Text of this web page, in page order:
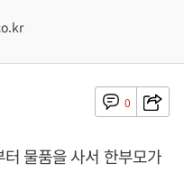
0
물품을 사서 한부모가